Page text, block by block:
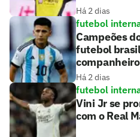
Há 2 dias
futebol
Campeões
futebol
Há 2 dias
futebol
Vini Jr se
com o Real